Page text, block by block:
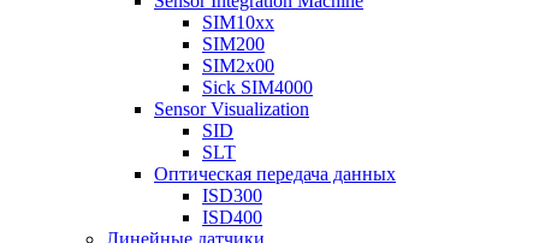
SIM10xx
SIM200
SIM2x00
Sick SIM4000
Sensor Visualization
SID
SLT
Оптическая передача данных
ISD300
ISD400
Линейные датчики